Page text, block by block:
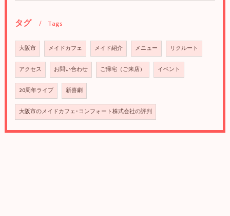
タグ Tags
大阪市 メイドカフェ メイド紹介 メニュー リクルート
アクセス お問い合わせ ご帰宅（ご来店） イベント
20周年ライブ 新喜劇
大阪市のメイドカフェ･コンフォート株式会社の評判